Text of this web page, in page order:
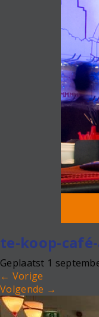
te-koop-
Geplaatst 1
← Vorige
Volgende →